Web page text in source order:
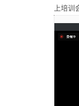
上培训